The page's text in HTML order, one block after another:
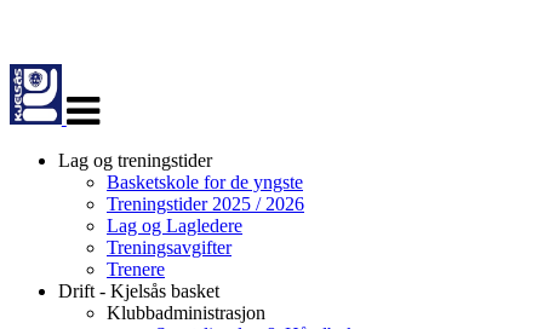
navigasjon
Lag og treningstider
Basketskole for de yngste
Treningstider 2025 / 2026
Lag og Lagledere
Treningsavgifter
Trenere
Drift - Kjelsås basket
Klubbadministrasjon